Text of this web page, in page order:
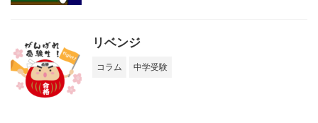
リベンジ
コラム 中学受験